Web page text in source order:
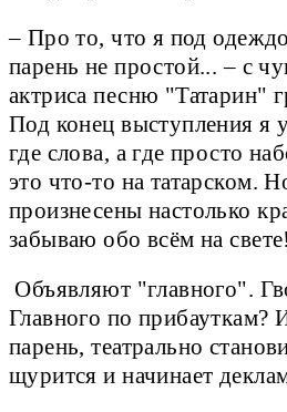
– Про то, что я под
парень не простой... – с
актриса песню
Под конец выступления я
где слова, а где просто
это что-то на татарском.
произнесены настолько
забываю обо всём на свете!
Объявляют "главного".
Главного по прибауткам?
парень, театрально
щурится и начинает